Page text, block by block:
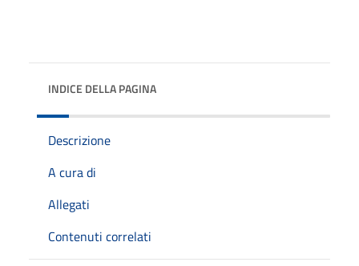
INDICE DELLA PAGINA
Descrizione
A cura di
Allegati
Contenuti correlati